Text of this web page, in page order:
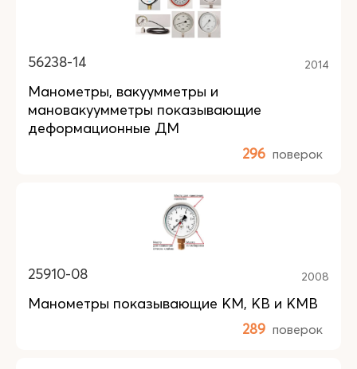
56238-14 2014
Манометры, вакуумметры и
мановакуумметры показывающие
деформационные ДМ
296 поверок
25910-08 2008
Манометры показывающие КM, КB и КMB
289 поверок